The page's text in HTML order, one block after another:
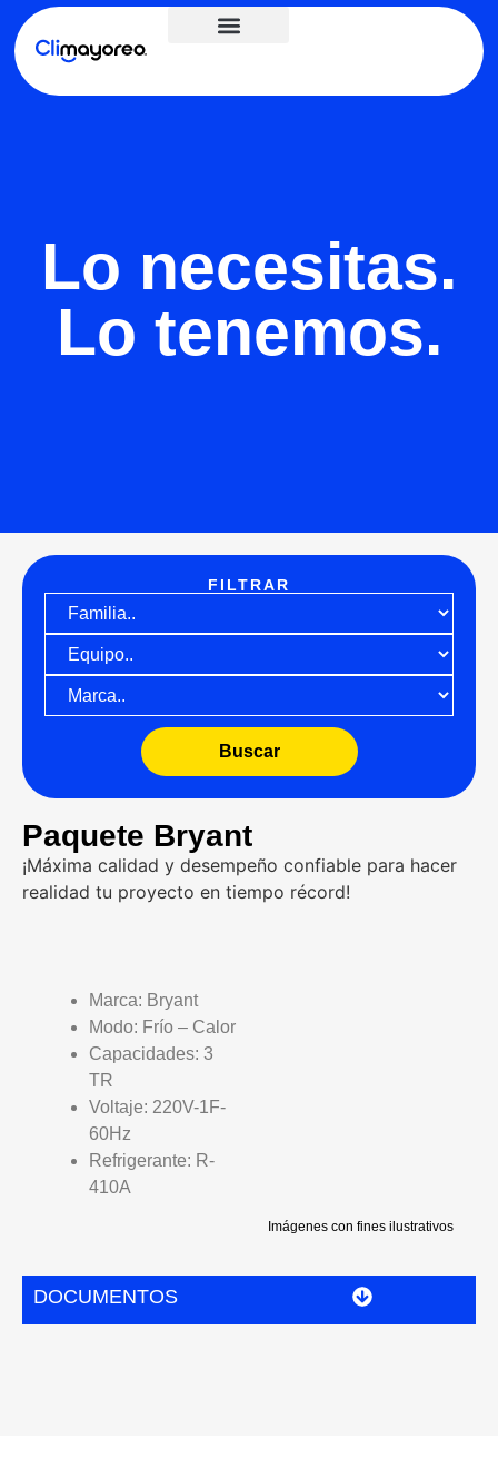
Lo necesitas.
Lo tenemos.
FILTRAR
Buscar
Paquete Bryant
¡Máxima calidad y desempeño confiable para hacer
realidad tu proyecto en tiempo récord!
Marca: Bryant
Modo: Frío – Calor
Capacidades: 3
TR
Voltaje: 220V-1F-
60Hz
Refrigerante: R-
410A
Imágenes con fines ilustrativos
DOCUMENTOS